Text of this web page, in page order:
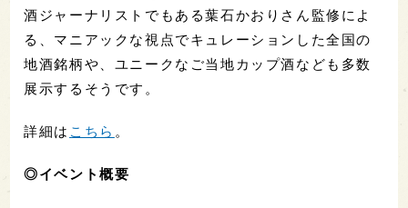
酒ジャーナリストでもある葉石かおりさん監修によ
る、マニアックな視点でキュレーションした全国の
地酒銘柄や、ユニークなご当地カップ酒なども多数
展示するそうです。
詳細は こちら 。
◎イベント概要